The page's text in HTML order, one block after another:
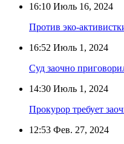
16:10 Июль 16, 2024
Против эко-
16:52 Июль 1, 2024
Суд заочно
14:30 Июль 1, 2024
Прокурор требует
12:53 Фев. 27, 2024